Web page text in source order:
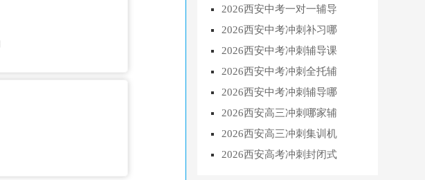
2026西安中考一对一辅导
2026西安中考冲刺补习哪
2026西安中考冲刺辅导课
2026西安中考冲刺全托辅
2026西安中考冲刺辅导哪
2026西安高三冲刺哪家辅
2026西安高三冲刺集训机
2026西安高考冲刺封闭式